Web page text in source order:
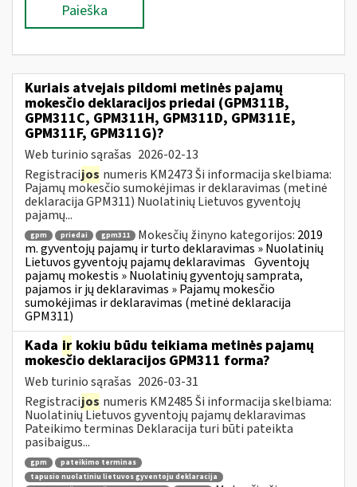
Paieška
Kuriais atvejais pildomi metinės pajamų
mokesčio deklaracijos priedai (GPM311B,
GPM311C, GPM311H, GPM311D, GPM311E,
GPM311F, GPM311G)?
Web turinio sąrašas 2026-02-13
Registracijos numeris KM2473 Ši informacija skelbiama:
Pajamų mokesčio sumokėjimas ir deklaravimas (metinė
deklaracija GPM311) Nuolatinių Lietuvos gyventojų
pajamų...
gpm priedai gpm311 Mokesčių žinyno kategorijos: 2019
m. gyventojų pajamų ir turto deklaravimas » Nuolatinių
Lietuvos gyventojų pajamų deklaravimas Gyventojų
pajamų mokestis » Nuolatinių gyventojų samprata,
pajamos ir jų deklaravimas » Pajamų mokesčio
sumokėjimas ir deklaravimas (metinė deklaracija
GPM311)
Kada ir kokiu būdu teikiama metinės pajamų
mokesčio deklaracijos GPM311 forma?
Web turinio sąrašas 2026-03-31
Registracijos numeris KM2485 Ši informacija skelbiama:
Nuolatinių Lietuvos gyventojų pajamų deklaravimas
Pateikimo terminas Deklaracija turi būti pateikta
pasibaigus...
gpm
pateikimo terminas
tapusio nuolatiniu lietuvos gyventoju deklaracija